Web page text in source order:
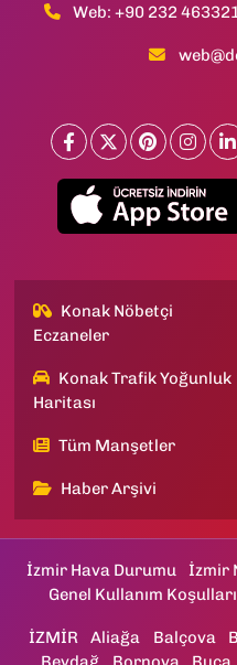
Web: +90 232
Konak Nöbetçi
Eczaneler
Konak Trafik Yoğunluk
Haritası
Tüm Manşetler
Haber Arşivi
İzmir Hava Durumu İzmir
Genel Kullanım Koşulları
İZMİR Aliağa Balçova